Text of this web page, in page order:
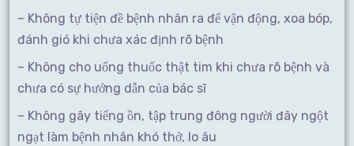
– Không tự tiện đề bệnh nhân ra để vận động, xoa bóp,
đánh gió khi chưa xác định rõ bệnh
– Không cho uống thuốc thật tim khi chưa rõ bệnh và
chưa có sự hướng dẫn của bác sĩ
– Không gây tiếng ồn, tập trung đông người đây ngột
ngạt làm bệnh nhân khó thở, lo âu